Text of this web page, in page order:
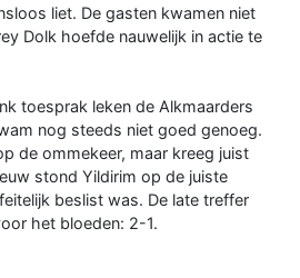
liet. De gasten kwamen niet
Dolk hoefde nauwelijk in actie te
toesprak leken de Alkmaarders
nog steeds niet goed genoeg.
de ommekeer, maar kreeg juist
stond Yildirim op de juiste
beslist was. De late treffer
het bloeden: 2-1.